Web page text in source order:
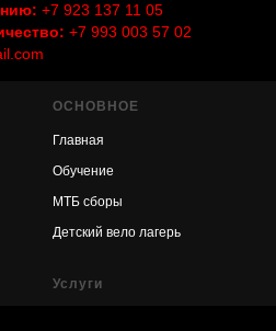
+7 923 137 11 05
+7 993 003 57 02
ОСНОВНОЕ
Главная
Обучение
МТБ сборы
Детский вело лагерь
Услуги